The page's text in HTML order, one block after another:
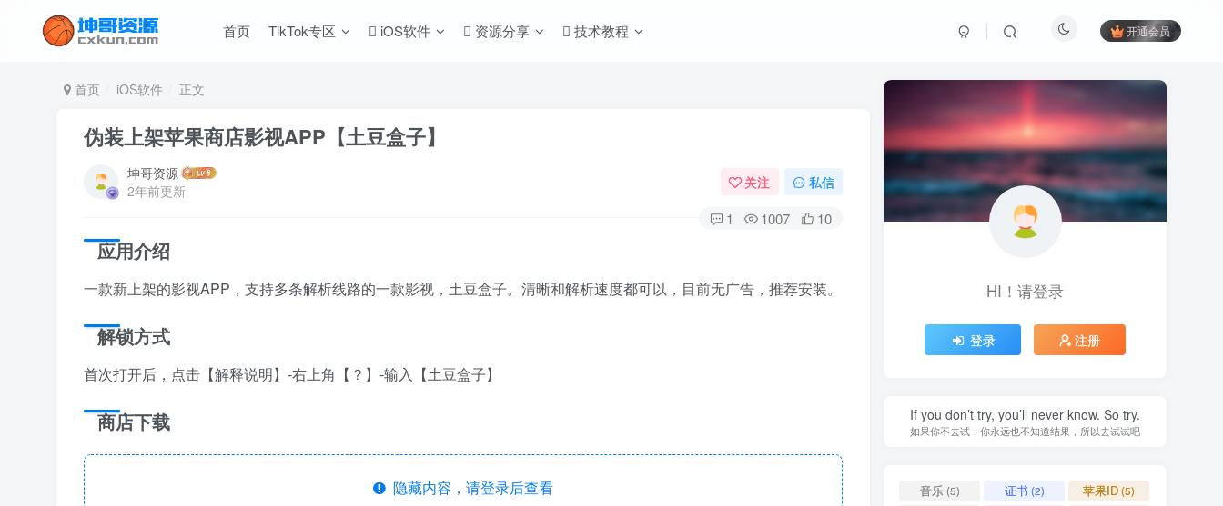
首页 TikTok专区 iOS软件 资源分享 技术教程 开通会员
首页 iOS软件 正文
伪装上架苹果商店影视APP【土豆盒子】
坤哥资源
2年前更新
关注 私信
1 1007 10
应用介绍
一款新上架的影视APP，支持多条解析线路的一款影视，土豆盒子。清晰和解析速度都可以，目前无广告，推荐安装。
解锁方式
首次打开后，点击【解释说明】-右上角【？】-输入【土豆盒子】
商店下载
隐藏内容，请登录后查看
HI！请登录
登录 注册
If you don’t try, you’ll never know. So try.
如果你不去试，你永远也不知道结果，所以去试试吧
音乐(5) 证书 (2) 苹果ID(5)